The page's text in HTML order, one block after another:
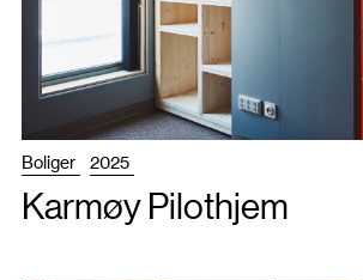
Boliger 2025
Karmøy Pilothjem